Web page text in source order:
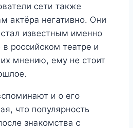
сети также
актёра негативно. Они
известным именно
российском театре и
мнению, ему не стоит
и о его
что популярность
знакомства с